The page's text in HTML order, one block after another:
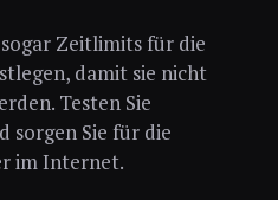
Zeitlimits für die
damit sie nicht
Testen Sie
sorgen Sie für die
im Internet.